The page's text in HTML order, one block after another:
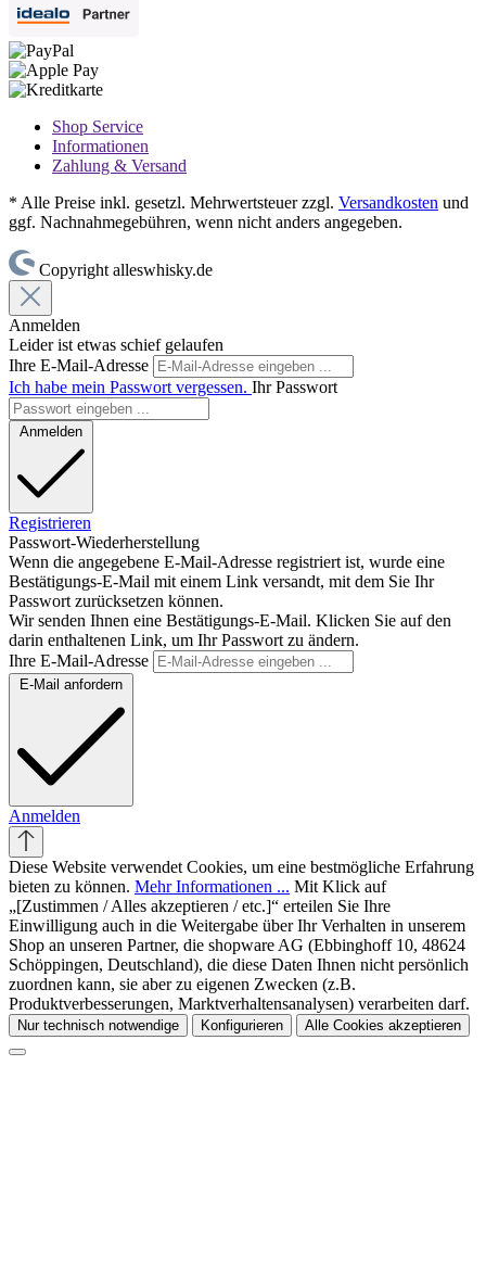
Shop Service
Informationen
Zahlung & Versand
* Alle Preise inkl. gesetzl. Mehrwertsteuer zzgl. Versandkosten und
ggf. Nachnahmegebühren, wenn nicht anders angegeben.
Copyright alleswhisky.de
Anmelden
Leider ist etwas schief gelaufen
Ihre E-Mail-Adresse
Ich habe mein Passwort vergessen. Ihr Passwort
Anmelden
Registrieren
Passwort-Wiederherstellung
Wenn die angegebene E-Mail-Adresse registriert ist, wurde eine
Bestätigungs-E-Mail mit einem Link versandt, mit dem Sie Ihr
Passwort zurücksetzen können.
Wir senden Ihnen eine Bestätigungs-E-Mail. Klicken Sie auf den
darin enthaltenen Link, um Ihr Passwort zu ändern.
Ihre E-Mail-Adresse
E-Mail anfordern
Anmelden
Diese Website verwendet Cookies, um eine bestmögliche Erfahrung
bieten zu können. Mehr Informationen ... Mit Klick auf
„[Zustimmen / Alles akzeptieren / etc.]“ erteilen Sie Ihre
Einwilligung auch in die Weitergabe über Ihr Verhalten in unserem
Shop an unseren Partner, die shopware AG (Ebbinghoff 10, 48624
Schöppingen, Deutschland), die diese Daten Ihnen nicht persönlich
zuordnen kann, sie aber zu eigenen Zwecken (z.B.
Produktverbesserungen, Marktverhaltensanalysen) verarbeiten darf.
Nur technisch notwendige Konfigurieren Alle Cookies akzeptieren